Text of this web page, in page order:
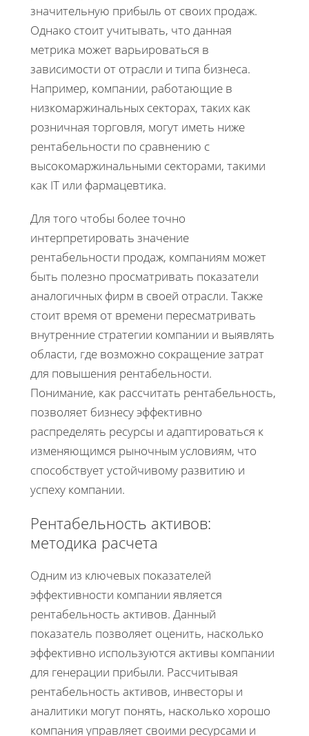
значительную прибыль от своих продаж.
Однако стоит учитывать, что данная
метрика может варьироваться в
зависимости от отрасли и типа бизнеса.
Например, компании, работающие в
низкомаржинальных секторах, таких как
розничная торговля, могут иметь ниже
рентабельности по сравнению с
высокомаржинальными секторами, такими
как IT или фармацевтика.
Для того чтобы более точно
интерпретировать значение
рентабельности продаж, компаниям может
быть полезно просматривать показатели
аналогичных фирм в своей отрасли. Также
стоит время от времени пересматривать
внутренние стратегии компании и выявлять
области, где возможно сокращение затрат
для повышения рентабельности.
Понимание, как рассчитать рентабельность,
позволяет бизнесу эффективно
распределять ресурсы и адаптироваться к
изменяющимся рыночным условиям, что
способствует устойчивому развитию и
успеху компании.
Рентабельность активов:
методика расчета
Одним из ключевых показателей
эффективности компании является
рентабельность активов. Данный
показатель позволяет оценить, насколько
эффективно используются активы компании
для генерации прибыли. Рассчитывая
рентабельность активов, инвесторы и
аналитики могут понять, насколько хорошо
компания управляет своими ресурсами и